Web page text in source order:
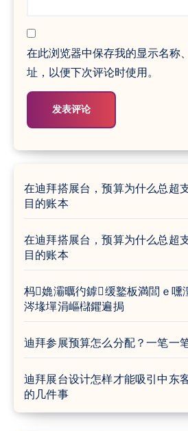
在此浏览器中保存我的显示名称
址，以便下次评论时使用。
在迪拜搭展台，预算为什么总超
目的账本
在迪拜搭展台，预算为什么总超
目的账本
杩嫓灞曞彴鎼缓鐜板満閭ｅ
涔堟墠涓嶇櫧鑺遍挶
迪拜参展预算怎么分配？一笔一
迪拜展台设计怎样才能吸引中东
的几件事